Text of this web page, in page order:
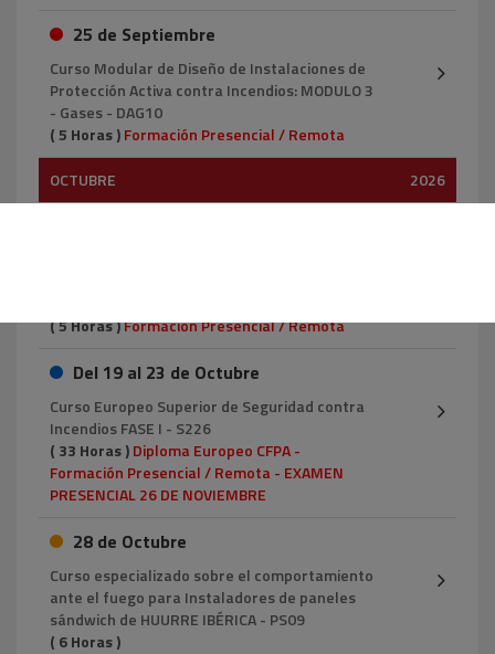
25 de Septiembre
Curso Modular de Diseño de Instalaciones de
Protección Activa contra Incendios: MODULO 3
- Gases - DAG10
( 5 Horas )Formación Presencial / Remota
OCTUBRE
2026
( 5 Horas )Formación Presencial / Remota
Del 19 al 23 de Octubre
Curso Europeo Superior de Seguridad contra
Incendios FASE I - S226
( 33 Horas )Diploma Europeo CFPA -
Formación Presencial / Remota - EXAMEN
PRESENCIAL 26 DE NOVIEMBRE
28 de Octubre
Curso especializado sobre el comportamiento
ante el fuego para Instaladores de paneles
sándwich de HUURRE IBÉRICA - PS09
( 6 Horas )